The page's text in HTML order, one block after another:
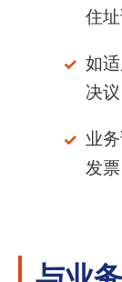
住
如
决议
业
发票